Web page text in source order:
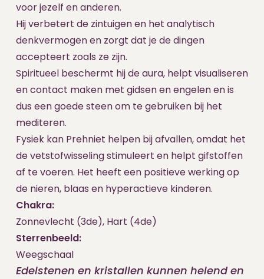
voor jezelf en anderen.
Hij verbetert de zintuigen en het analytisch
denkvermogen en zorgt dat je de dingen
accepteert zoals ze zijn.
Spiritueel beschermt hij de aura, helpt visualiseren
en contact maken met gidsen en engelen en is
dus een goede steen om te gebruiken bij het
mediteren.
Fysiek kan Prehniet helpen bij afvallen, omdat het
de vetstofwisseling stimuleert en helpt gifstoffen
af te voeren. Het heeft een positieve werking op
de nieren, blaas en hyperactieve kinderen.
Chakra:
Zonnevlecht (3de), Hart (4de)
Sterrenbeeld:
Weegschaal
Edelstenen en kristallen kunnen helend en